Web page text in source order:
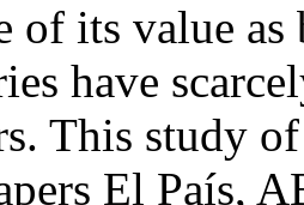
of its value as
have
This study
El País,